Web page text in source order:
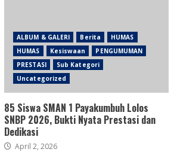
ALBUM & GALERI Berita
HUMAS
HUMAS
Kesiswaan
PENGUMUMAN
PRESTASI
Sub Kategori
Uncategorized
85 Siswa SMAN 1 Payakumbuh Lolos
SNBP 2026, Bukti Nyata Prestasi dan
Dedikasi
April 2, 2026